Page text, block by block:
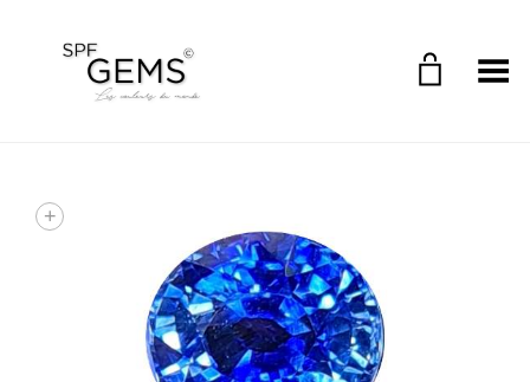
Toggle Menu
+